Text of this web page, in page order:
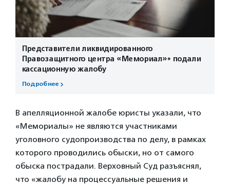
Представители ликвидированного
Правозащитного центра «Мемориал»* подали
кассационную жалобу
Подробнее
В апелляционной жалобе юристы указали, что
«Мемориалы» не являются участниками
уголовного судопроизводства по делу, в рамках
которого проводились обыски, но от самого
обыска пострадали. Верховный Суд разъяснял,
что «жалобу на процессуальные решения и